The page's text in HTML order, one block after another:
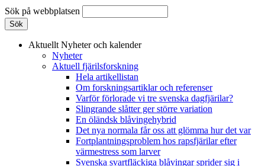
Sök på webbplatsen
Aktuellt Nyheter och kalender
Nyheter
Aktuell fjärilsforskning
Hela artikellistan
Om forskningsartiklar och referenser
Varför förlorade vi tre svenska dagfjärilar?
Slingrande slåtter ger större variation
En öländsk blåvingehybrid
Det nya normala får oss att glömma hur det var
Fortplantningsproblem hos rapsfjärilar efter
värmestress som larver
Svenska svartfläckiga blåvingar sprider sig i